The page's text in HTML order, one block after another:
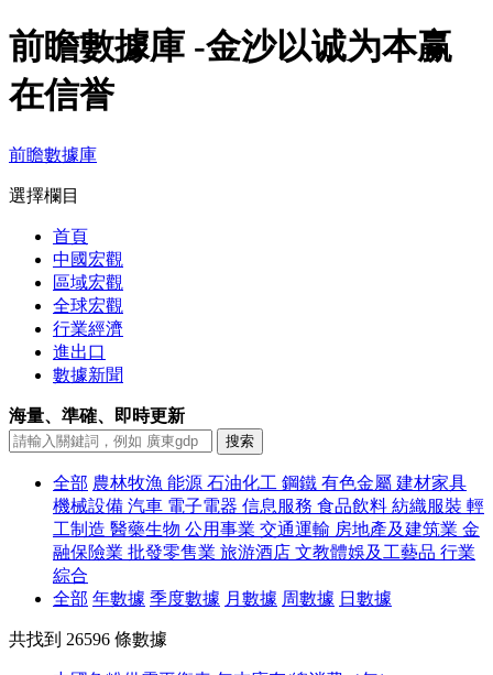
前瞻數據庫 -金沙以诚为本赢
在信誉
前瞻數據庫
選擇欄目
首頁
中國宏觀
區域宏觀
全球宏觀
行業經濟
進出口
數據新聞
海量、準確、即時更新
全部 農林牧漁 能源 石油化工 鋼鐵 有色金屬 建材家具
機械設備 汽車 電子電器 信息服務 食品飲料 紡織服裝 輕
工制造 醫藥生物 公用事業 交通運輸 房地產及建筑業 金
融保險業 批發零售業 旅游酒店 文教體娛及工藝品 行業
綜合
全部 年數據 季度數據 月數據 周數據 日數據
共找到 26596 條數據